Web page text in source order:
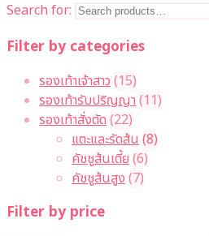
Search for:
Filter by categories
รองเท้าเจ้าสาว(15)
รองเท้ารับปริญญา(11)
รองเท้าสั่งตัด(22)
แตะและรัดส้น(8)
คัชชูส้นเตี้ย(6)
คัชชูส้นสูง(7)
Filter by price